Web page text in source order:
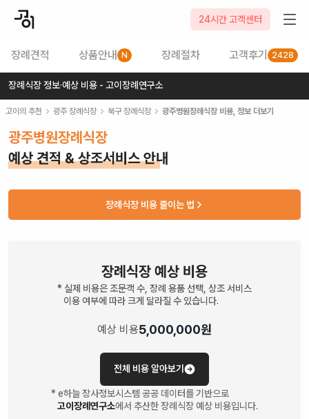
24시간 고객센터
장례견적 상품안내 N 장례절차 고객후기 2428
장례식장 정보·예상 비용 - 고이장례연구소
고이의 추천 광주 장례식장 북구 장례식장 광주병원장례식장비용, 정보 더보기
광주병원장례식장
예상 견적 & 상조서비스 안내
장례식장 비용 줄이는 법
장례식장 예상 비용
* 실제 비용은 조문객 수, 장례 용품 선택, 상조 서비스
이용 여부에 따라 크게 달라질 수 있습니다.
예상 비용5,000,000원
전체 비용 알아보기
* e하늘 장사정보시스템 공공 데이터를 기반으로
고이장례연구소에서 추산한 장례식장 예상 비용입니다.